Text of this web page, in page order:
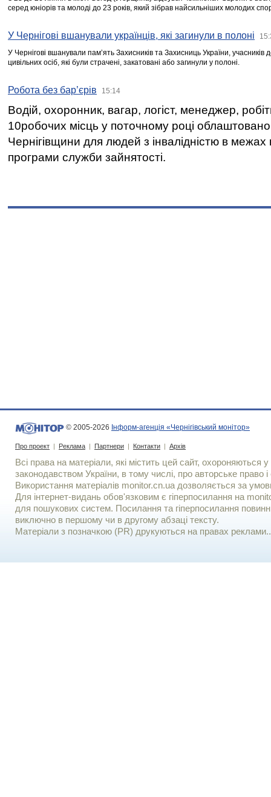
серед юніорів та молоді до 23 років, який зібрав найсильніших молодих
У Чернігові вшанували українців, які загинули в полоні
У Чернігові вшанували пам’ять Захисників та Захисниць України,
цивільних осіб, які були страчені, закатовані або загинули у полоні.
Робота без бар’єрів 15:14
Водій, охоронник, вагар, логіст, менеджер,
10робочих місць у поточному році
Чернігівщини для людей з інвалідністю в межах
програми служби зайнятості.
© 2005-2026 Інформ-агенція «Чернігівський монітор»
Про проект | Реклама | Партнери | Контакти | Архів
Всі права на матеріали, які містить цей сайт, охороняються у
законодавством України, в тому числі, про авторське право і
Використання матерiалiв monitor.cn.ua дозволяється за
Для iнтернет-видань обов'язковим є гiперпосилання на
для пошукових систем. Посилання та гіперпосилання
виключно в першому чи в другому абзаці тексту.
Матеріали з позначкою (PR) друкуються на правах реклами..